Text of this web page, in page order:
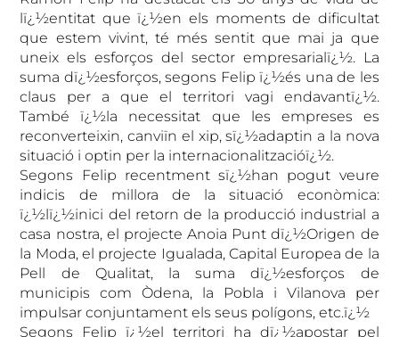
lï¿½entitat que ï¿½en els moments de dificultat
que estem vivint, té més sentit que mai ja que
uneix els esforços del sector empresarialï¿½. La
suma dï¿½esforços, segons Felip ï¿½és una de les
claus per a que el territori vagi endavantï¿½.
També ï¿½la necessitat que les empreses es
reconverteixin, canviïn el xip, sï¿½adaptin a la nova
situació i optin per la internacionalitzacióï¿½.
Segons Felip recentment sï¿½han pogut veure
indicis de millora de la situació econòmica:
ï¿½lï¿½inici del retorn de la producció industrial a
casa nostra, el projecte Anoia Punt dï¿½Origen de
la Moda, el projecte Igualada, Capital Europea de la
Pell de Qualitat, la suma dï¿½esforços de
municipis com Òdena, la Pobla i Vilanova per
impulsar conjuntament els seus polígons, etc.ï¿½
Segons Felip ï¿½el territori ha dï¿½apostar pel